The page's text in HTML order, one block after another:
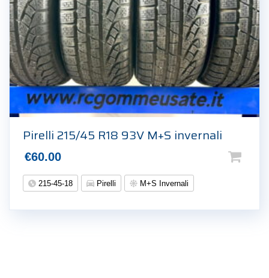
Pirelli 215/45 R18 93V M+S invernali
€60.00
215-45-18 Pirelli M+S Invernali